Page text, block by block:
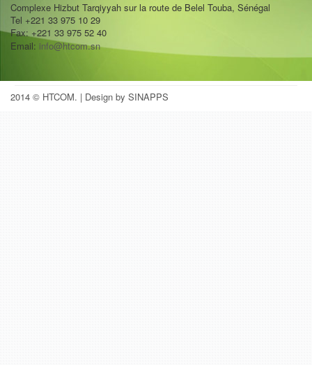
Complexe Hizbut Tarqiyyah sur la route de Belel Touba, Sénégal
Tel +221 33 975 10 29
Fax: +221 33 975 52 40
Email: info@htcom.sn
2014 © HTCOM. | Design by SINAPPS